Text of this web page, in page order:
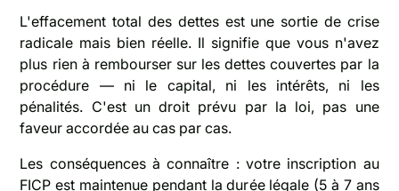
L'effacement total des dettes est une sortie de crise
radicale mais bien réelle. Il signifie que vous n'avez
plus rien à rembourser sur les dettes couvertes par la
procédure — ni le capital, ni les intérêts, ni les
pénalités. C'est un droit prévu par la loi, pas une
faveur accordée au cas par cas.
Les conséquences à connaître : votre inscription au
FICP est maintenue pendant la durée légale (5 à 7 ans